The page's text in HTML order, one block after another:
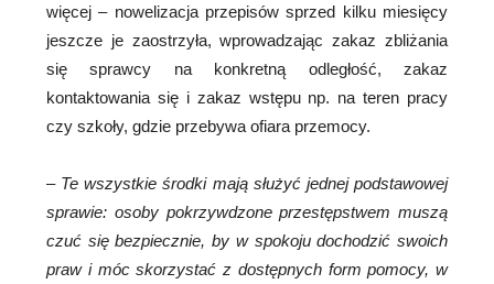
więcej – nowelizacja przepisów sprzed kilku miesięcy
jeszcze je zaostrzyła, wprowadzając zakaz zbliżania
się sprawcy na konkretną odległość, zakaz
kontaktowania się i zakaz wstępu np. na teren pracy
czy szkoły, gdzie przebywa ofiara przemocy.
– Te wszystkie środki mają służyć jednej podstawowej
sprawie: osoby pokrzywdzone przestępstwem muszą
czuć się bezpiecznie, by w spokoju dochodzić swoich
praw i móc skorzystać z dostępnych form pomocy, w